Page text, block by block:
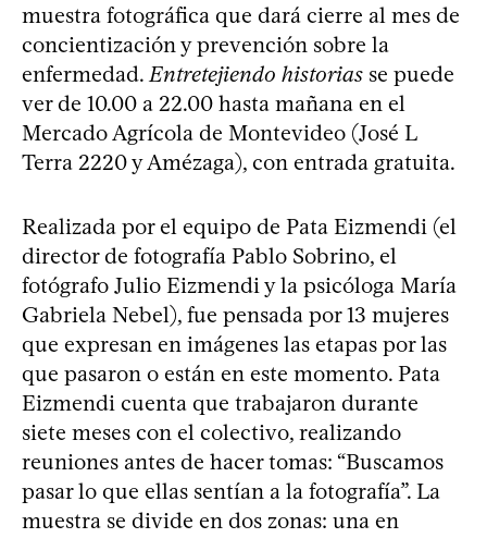
muestra fotográfica que dará cierre al mes de
concientización y prevención sobre la
enfermedad.Entretejiendo historias se puede
ver de 10.00 a 22.00 hasta mañana en el
Mercado Agrícola de Montevideo (José L
Terra 2220 y Amézaga), con entrada gratuita.
Realizada por el equipo de Pata Eizmendi (el
director de fotografía Pablo Sobrino, el
fotógrafo Julio Eizmendi y la psicóloga María
Gabriela Nebel), fue pensada por 13 mujeres
que expresan en imágenes las etapas por las
que pasaron o están en este momento. Pata
Eizmendi cuenta que trabajaron durante
siete meses con el colectivo, realizando
reuniones antes de hacer tomas: “Buscamos
pasar lo que ellas sentían a la fotografía”. La
muestra se divide en dos zonas: una en